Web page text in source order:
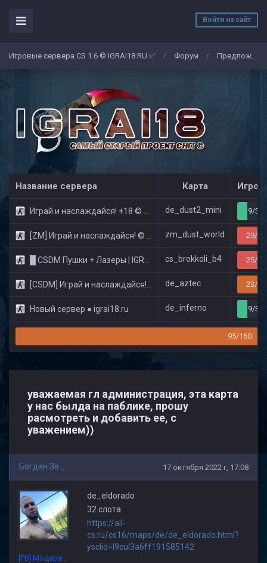
Войти на сайт
Игровые сервера CS 1.6 © IGRAI18.RU ✅ / Форум / Предложение
Название сервера Карта
Играй и наслаждайся! +18 © Public de_dust2_mini 9/32
[ZM] Играй и наслаждайся! © Zombie Show zm_dust_world 29/32
█ CSDM Пушки + Лазеры | IGRAI18.RU ツ █ cs_brokkoli_b4 25/32
[CSDM] Играй и наслаждайся! © Classic de_aztec 23/32
Новый сервер ● igrai18.ru de_inferno 9/32
95/160
уважаемая гл администрация, эта карта
у нас былда на паблике, прошу
расмотреть и добавить ее, с
уважением))
17 октября 2022 г, 17:08
[PB] Модератор
de_eldorado
32 слота
https://all-
cs.ru/cs16/maps/de/de_eldorado.html?
ysclid=l9cul3a6ff191585142